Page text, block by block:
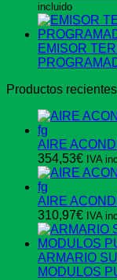
incluido
EMISOR
Productos recientes
AIRE
354,53€ IVA
AIRE
310,97€ IVA
ARMARIO
MODULOS